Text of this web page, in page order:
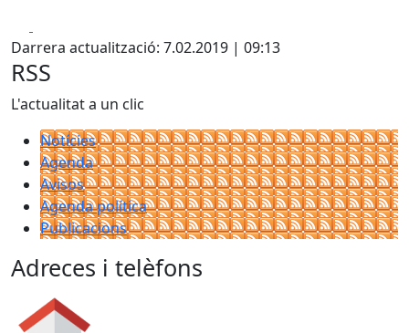
Darrera actualització: 7.02.2019 | 09:13
RSS
L'actualitat a un clic
Notícies
Agenda
Avisos
Agenda política
Publicacions
Adreces i telèfons